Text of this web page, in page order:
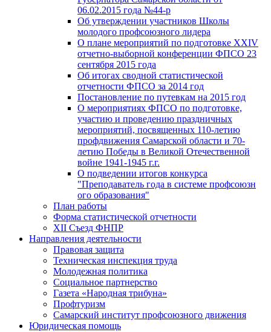
06.02.2015 года №44-р
Об утверждении участников Школы
молодого профсоюзного лидера
О плане мероприятий по подготовке XXIV
отчетно-выборной конференции ФПСО 23
сентября 2015 года
Об итогах сводной статистической
отчетности ФПСО за 2014 год
Постановление по путевкам на 2015 год
О мероприятиях ФПСО по подготовке,
участию и проведению праздничных
мероприятий, посвященных 110-летию
профдвижения Самарской области и 70-
летию Победы в Великой Отечественной
войне 1941-1945 г.г.
О подведении итогов конкурса
"Преподаватель года в системе профсоюзн
ого образования"
План работы
Форма статистической отчетности
XII Съезд ФНПР
Направления деятельности
Правовая защита
Техническая инспекция труда
Молодежная политика
Социальное партнерство
Газета «Народная трибуна»
Профтуризм
Самарский институт профсоюзного движения
Юридическая помощь